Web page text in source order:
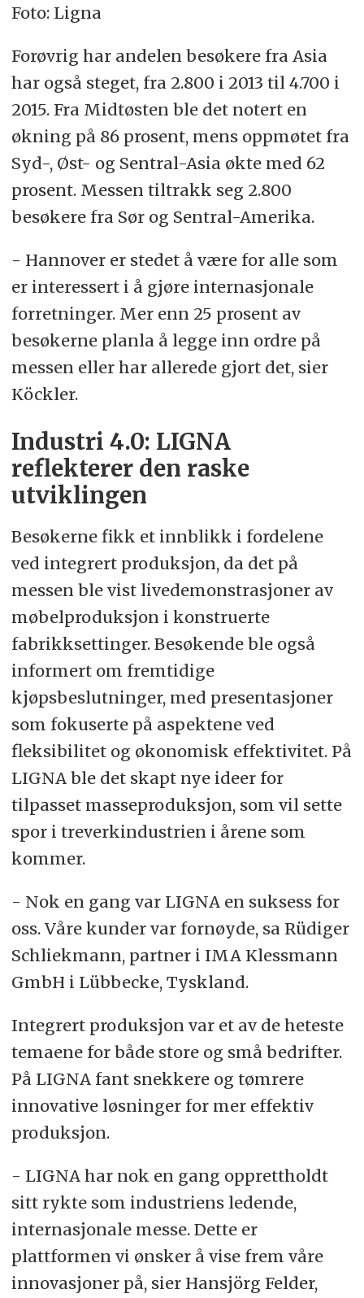
Foto: Ligna
Forøvrig har andelen besøkere fra Asia
har også steget, fra 2.800 i 2013 til 4.700 i
2015. Fra Midtøsten ble det notert en
økning på 86 prosent, mens oppmøtet fra
Syd-, Øst- og Sentral-Asia økte med 62
prosent. Messen tiltrakk seg 2.800
besøkere fra Sør og Sentral-Amerika.
- Hannover er stedet å være for alle som
er interessert i å gjøre internasjonale
forretninger. Mer enn 25 prosent av
besøkerne planla å legge inn ordre på
messen eller har allerede gjort det, sier
Köckler.
Industri 4.0: LIGNA
reflekterer den raske
utviklingen
Besøkerne fikk et innblikk i fordelene
ved integrert produksjon, da det på
messen ble vist livedemonstrasjoner av
møbelproduksjon i konstruerte
fabrikksettinger. Besøkende ble også
informert om fremtidige
kjøpsbeslutninger, med presentasjoner
som fokuserte på aspektene ved
fleksibilitet og økonomisk effektivitet. På
LIGNA ble det skapt nye ideer for
tilpasset masseproduksjon, som vil sette
spor i treverkindustrien i årene som
kommer.
- Nok en gang var LIGNA en suksess for
oss. Våre kunder var fornøyde, sa Rüdiger
Schliekmann, partner i IMA Klessmann
GmbH i Lübbecke, Tyskland.
Integrert produksjon var et av de heteste
temaene for både store og små bedrifter.
På LIGNA fant snekkere og tømrere
innovative løsninger for mer effektiv
produksjon.
- LIGNA har nok en gang opprettholdt
sitt rykte som industriens ledende,
internasjonale messe. Dette er
plattformen vi ønsker å vise frem våre
innovasjoner på, sier Hansjörg Felder,